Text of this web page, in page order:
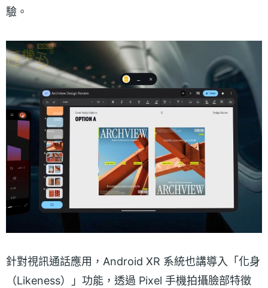
驗。
針對視訊通話應用，Android XR 系統也講導入「化身
（Likeness）」功能，透過 Pixel 手機拍攝臉部特徵